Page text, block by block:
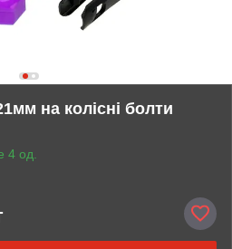
на колісні болти
4 од.